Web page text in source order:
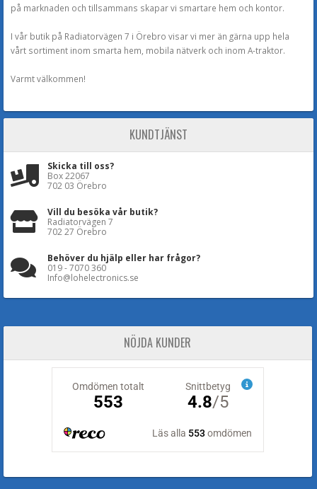
på marknaden och tillsammans skapar vi smartare hem och kontor.
I vår butik på Radiatorvägen 7 i Örebro visar vi mer än gärna upp hela
vårt sortiment inom smarta hem, mobila nätverk och inom A-traktor.
Varmt välkommen!
KUNDTJÄNST
Skicka till oss?
Box 22067
702 03 Örebro
Vill du besöka vår butik?
Radiatorvägen 7
702 27 Örebro
Behöver du hjälp eller har frågor?
019 - 7070 360
Info@lohelectronics.se
NÖJDA KUNDER